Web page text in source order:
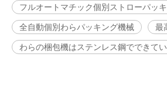
フルオートマチック個別ストローパッ
全自動個別わらパッキング機械
最
わらの梱包機はステンレス鋼でできて